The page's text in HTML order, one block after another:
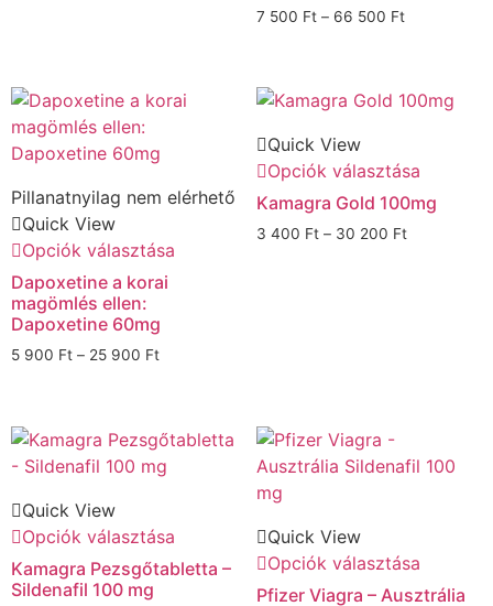
7 500 Ft – 66 500 Ft
Pillanatnyilag nem elérhető
Quick View
Opciók választása
Dapoxetine a korai
magömlés ellen:
Dapoxetine 60mg
5 900 Ft – 25 900 Ft
Quick View
Opciók választása
Kamagra Gold 100mg
3 400 Ft – 30 200 Ft
Quick View
Opciók választása
Kamagra Pezsgőtabletta –
Sildenafil 100 mg
Quick View
Opciók választása
Pfizer Viagra – Ausztrália